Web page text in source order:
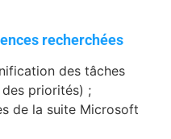
recherchées
des tâches
priorités) ;
de la suite Microsoft